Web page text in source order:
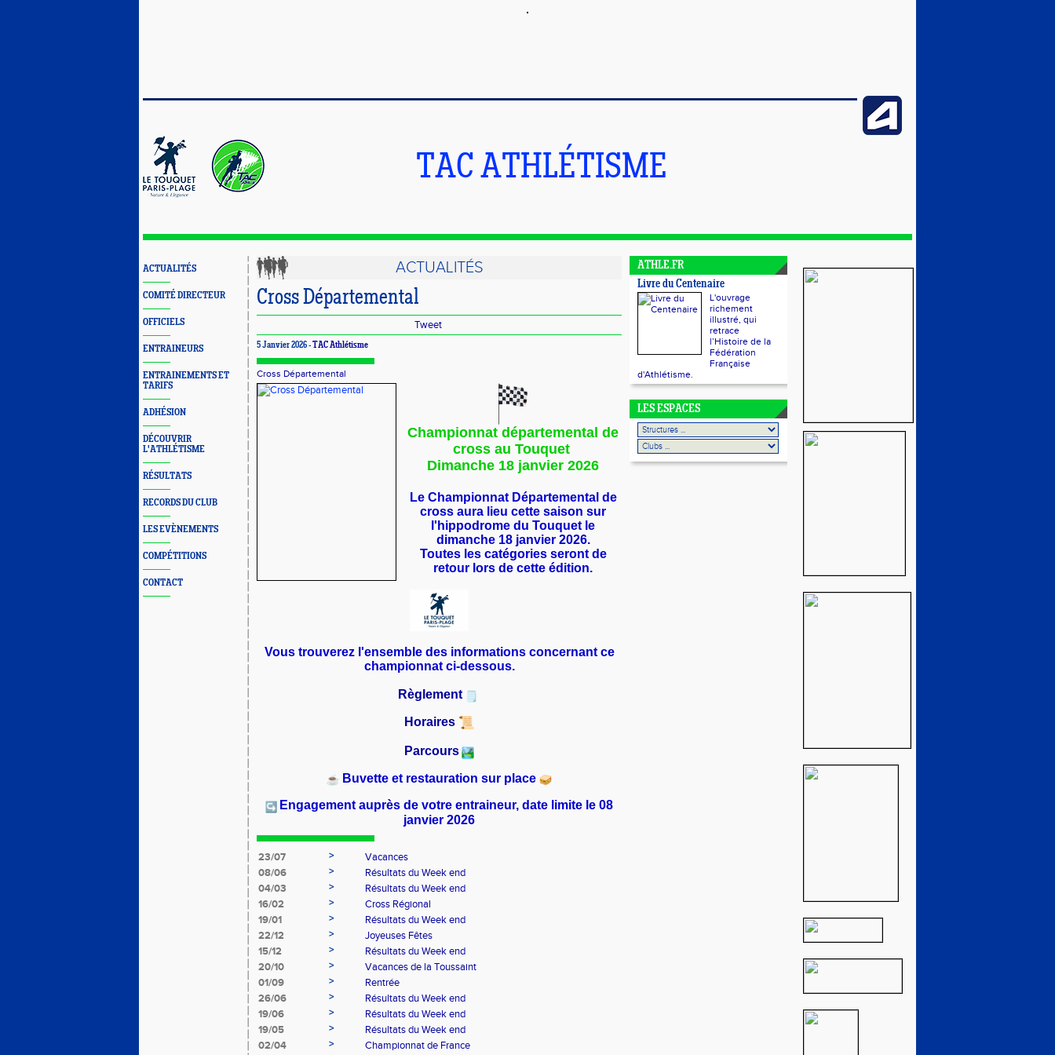
TAC ATHLÉTISME
ACTUALITÉS
COMITÉ DIRECTEUR
OFFICIELS
ENTRAINEURS
ENTRAINEMENTS ET
TARIFS
ADHÉSION
DÉCOUVRIR
L'ATHLÉTISME
RÉSULTATS
RECORDS DU CLUB
LES EVÈNEMENTS
COMPÉTITIONS
CONTACT
ACTUALITÉS
Cross Départemental
Tweet
5 Janvier 2026 -TAC Athlétisme
Cross Départemental
Championnat départemental de
cross au Touquet
Dimanche 18 janvier 2026
Le Championnat Départemental de
cross aura lieu cette saison sur
l'hippodrome du Touquet le
dimanche 18 janvier 2026.
Toutes les catégories seront de
retour lors de cette édition.
Vous trouverez l'ensemble des informations concernant ce
championnat ci-dessous.
Règlement
Horaires
Parcours
Buvette et restauration sur place
Engagement auprès de votre entraineur, date limite le 08
janvier 2026
23/07 >
Vacances
08/06
>
Résultats du Week end
04/03
>
Résultats du Week end
16/02
>
Cross Régional
19/01
>
Résultats du Week end
22/12
>
Joyeuses Fêtes
15/12
>
Résultats du Week end
20/10
>
Vacances de la Toussaint
01/09
>
Rentrée
26/06
>
Résultats du Week end
19/06
>
Résultats du Week end
19/05
>
Résultats du Week end
02/04
>
Championnat de France
ATHLE.FR
Livre du Centenaire
L'ouvrage
richement
illustré, qui
retrace
l’Histoire de la
Fédération
Française
d'Athlétisme.
LES ESPACES